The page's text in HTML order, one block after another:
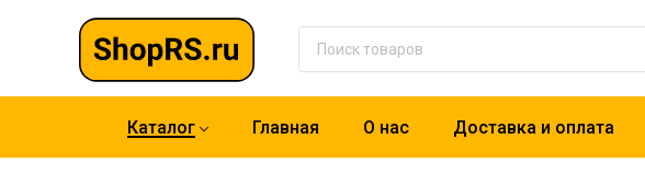
Каталог Главная О нас Доставка и оплата